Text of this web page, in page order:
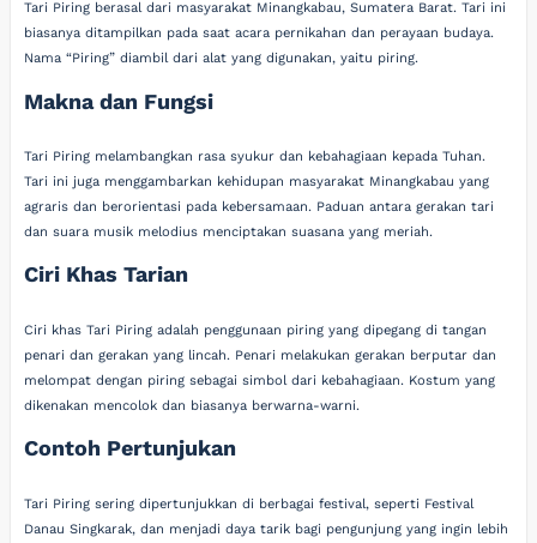
Tari Piring berasal dari masyarakat Minangkabau, Sumatera Barat. Tari ini
biasanya ditampilkan pada saat acara pernikahan dan perayaan budaya.
Nama “Piring” diambil dari alat yang digunakan, yaitu piring.
Makna dan Fungsi
Tari Piring melambangkan rasa syukur dan kebahagiaan kepada Tuhan.
Tari ini juga menggambarkan kehidupan masyarakat Minangkabau yang
agraris dan berorientasi pada kebersamaan. Paduan antara gerakan tari
dan suara musik melodius menciptakan suasana yang meriah.
Ciri Khas Tarian
Ciri khas Tari Piring adalah penggunaan piring yang dipegang di tangan
penari dan gerakan yang lincah. Penari melakukan gerakan berputar dan
melompat dengan piring sebagai simbol dari kebahagiaan. Kostum yang
dikenakan mencolok dan biasanya berwarna-warni.
Contoh Pertunjukan
Tari Piring sering dipertunjukkan di berbagai festival, seperti Festival
Danau Singkarak, dan menjadi daya tarik bagi pengunjung yang ingin lebih